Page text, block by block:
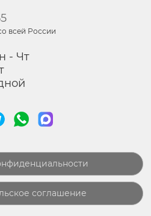
всей России
- Чт
соглашение